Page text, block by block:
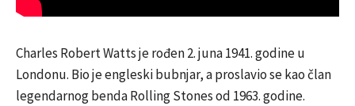
Charles Robert Watts je rođen 2. juna 1941. godine u
Londonu. Bio je engleski bubnjar, a proslavio se kao član
legendarnog benda Rolling Stones od 1963. godine.